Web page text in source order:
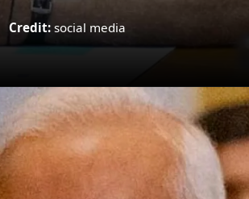
Credit:social media